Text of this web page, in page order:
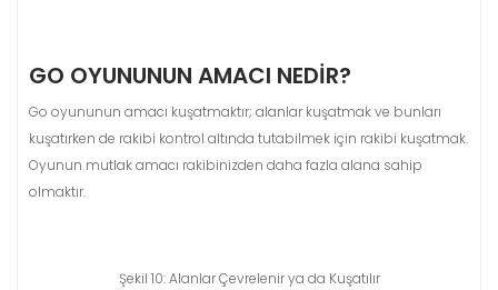
GO OYUNUNUN AMACI NEDIR?
Go oyununun amacı kuşatmaktır; alanlar kuşatmak ve bunları
kuşatırken de rakibi kontrol altında tutabilmek için rakibi kuşatmak.
Oyunun mutlak amacı rakibinizden daha fazla alana sahip
olmaktır.
Şekil 10: Alanlar Çevrelenir ya da Kuşatılır